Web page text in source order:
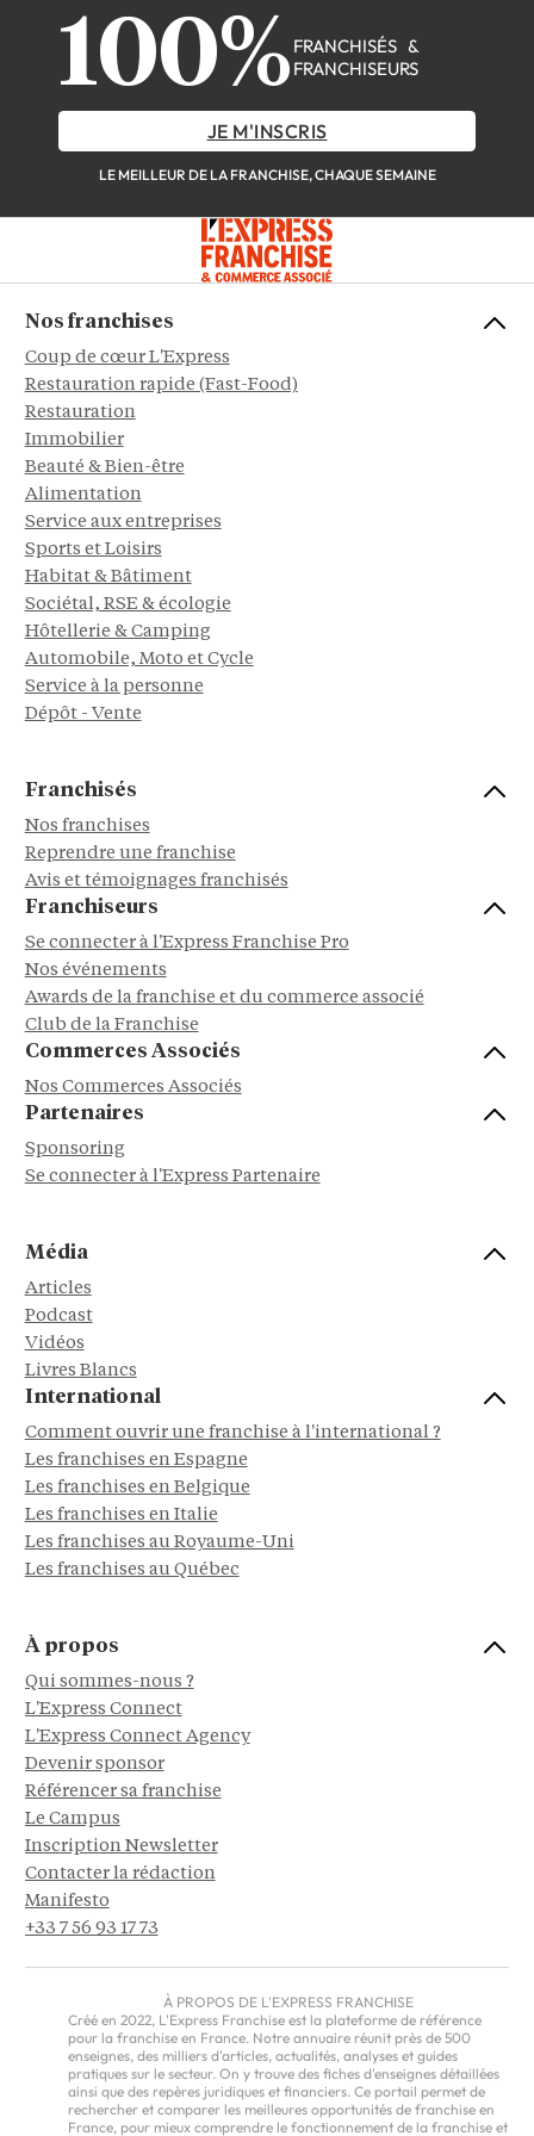
100% FRANCHISÉS &
FRANCHISEURS
JE M'INSCRIS
LE MEILLEUR DE LA FRANCHISE, CHAQUE SEMAINE
Nos franchises
Coup de cœur L'Express
Restauration rapide (Fast-Food)
Restauration
Immobilier
Beauté & Bien-être
Alimentation
Service aux entreprises
Sports et Loisirs
Habitat & Bâtiment
Sociétal, RSE & écologie
Hôtellerie & Camping
Automobile, Moto et Cycle
Service à la personne
Dépôt - Vente
Franchisés
Nos franchises
Reprendre une franchise
Avis et témoignages franchisés
Franchiseurs
Se connecter à l'Express Franchise Pro
Nos événements
Awards de la franchise et du commerce associé
Club de la Franchise
Commerces Associés
Nos Commerces Associés
Partenaires
Sponsoring
Se connecter à l'Express Partenaire
Média
Articles
Podcast
Vidéos
Livres Blancs
International
Comment ouvrir une franchise à l'international ?
Les franchises en Espagne
Les franchises en Belgique
Les franchises en Italie
Les franchises au Royaume-Uni
Les franchises au Québec
À propos
Qui sommes-nous ?
L'Express Connect
L'Express Connect Agency
Devenir sponsor
Référencer sa franchise
Le Campus
Inscription Newsletter
Contacter la rédaction
Manifesto
+33 7 56 93 17 73
À PROPOS DE L'EXPRESS FRANCHISE
Créé en 2022, L'Express Franchise est la plateforme de référence
pour la franchise en France. Notre annuaire réunit près de 500
enseignes, des milliers d'articles, actualités, analyses et guides
pratiques sur le secteur. On y trouve des fiches d'enseignes détaillées
ainsi que des repères juridiques et financiers. Ce portail permet de
rechercher et comparer les meilleures opportunités de franchise en
France, pour mieux comprendre le fonctionnement de la franchise et